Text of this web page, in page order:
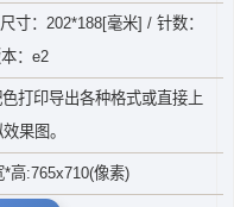
寸：202*188[毫米] / 针数：
：e2
打印导出各种格式或直接上
果图。
高:765x710(像素)